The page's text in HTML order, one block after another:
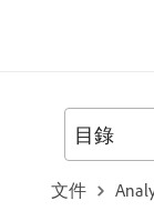
文件
目錄